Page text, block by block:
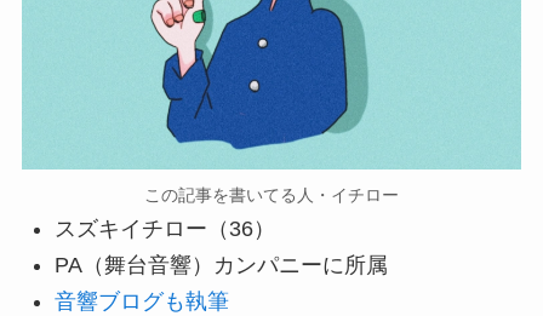
この記事を書いてる人・イチロー
スズキイチロー（36）
PA（舞台音響）カンパニーに所属
音響ブログも執筆